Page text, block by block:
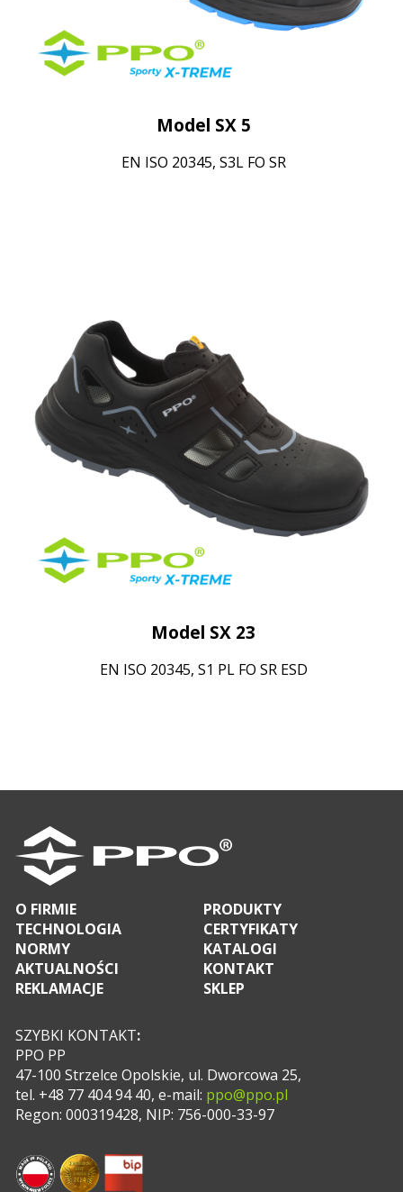
Model SX 5
EN ISO 20345, S3L FO SR
Model SX 23
EN ISO 20345, S1 PL FO SR ESD
O FIRMIE
PRODUKTY
TECHNOLOGIA
CERTYFIKATY
NORMY
KATALOGI
AKTUALNOŚCI
KONTAKT
REKLAMACJE
SKLEP
SZYBKI KONTAKT:
PPO PP
47-100 Strzelce Opolskie, ul. Dworcowa 25,
tel. +48 77 404 94 40, e-mail: ppo@ppo.pl
Regon: 000319428, NIP: 756-000-33-97